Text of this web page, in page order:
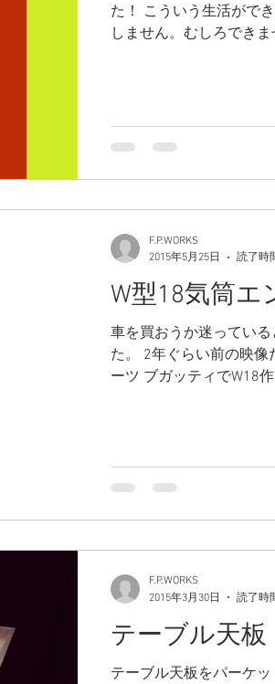
た！ こういう生活がで
しません。むしろでき
W型18気筒エ
車を買おうか迷ってい
た。 2年ぐらい前の映
ーツ ブガッティでW18
F.P.WORKS
2015年5月25日
読了時
テーブル天板
テーブル天板をパーケッ
F.P.WORKS
2015年3月30日
読了時